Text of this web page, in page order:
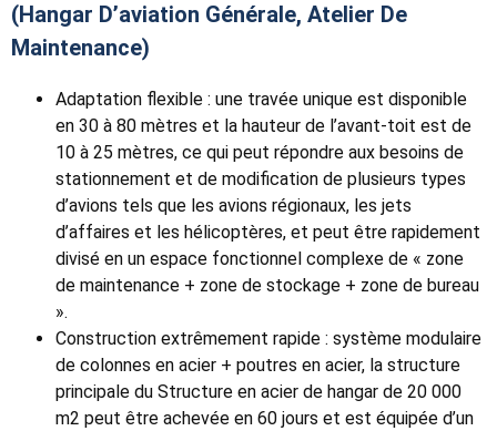
(hangar D’aviation Générale, Atelier De
Maintenance)
Adaptation flexible : une travée unique est disponible
en 30 à 80 mètres et la hauteur de l’avant-toit est de
10 à 25 mètres, ce qui peut répondre aux besoins de
stationnement et de modification de plusieurs types
d’avions tels que les avions régionaux, les jets
d’affaires et les hélicoptères, et peut être rapidement
divisé en un espace fonctionnel complexe de « zone
de maintenance + zone de stockage + zone de bureau
».
Construction extrêmement rapide : système modulaire
de colonnes en acier + poutres en acier, la structure
principale du Structure en acier de hangar de 20 000
m2 peut être achevée en 60 jours et est équipée d’un